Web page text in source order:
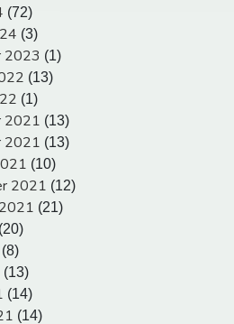
(72)
(3)
2023 (1)
(13)
(1)
2021 (13)
2021 (13)
(10)
2021 (12)
(21)
(20)
(8)
(13)
(14)
(14)